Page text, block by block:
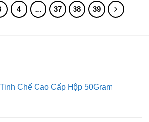
4 … 37 38 39
Chế Cao Cấp Hộp 50Gram